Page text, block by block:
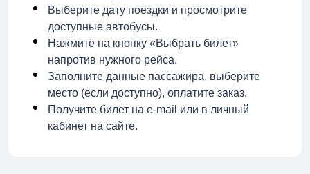
Выберите дату поездки и просмотрите
доступные автобусы.
Нажмите на кнопку «Выбрать билет»
напротив нужного рейса.
Заполните данные пассажира, выберите
место (если доступно), оплатите заказ.
Получите билет на e-mail или в личный
кабинет на сайте.